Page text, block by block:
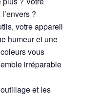
?
votre appareil
humeur et une
vous
irréparable
et les